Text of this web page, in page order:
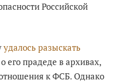
Российской
удалось разыскать
о его прадеде в архивах,
к ФСБ. Однако